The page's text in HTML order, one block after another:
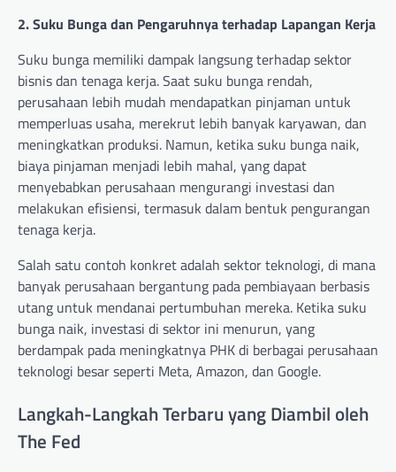
2. Suku Bunga dan Pengaruhnya terhadap Lapangan Kerja
Suku bunga memiliki dampak langsung terhadap sektor
bisnis dan tenaga kerja. Saat suku bunga rendah,
perusahaan lebih mudah mendapatkan pinjaman untuk
memperluas usaha, merekrut lebih banyak karyawan, dan
meningkatkan produksi. Namun, ketika suku bunga naik,
biaya pinjaman menjadi lebih mahal, yang dapat
menyebabkan perusahaan mengurangi investasi dan
melakukan efisiensi, termasuk dalam bentuk pengurangan
tenaga kerja.
Salah satu contoh konkret adalah sektor teknologi, di mana
banyak perusahaan bergantung pada pembiayaan berbasis
utang untuk mendanai pertumbuhan mereka. Ketika suku
bunga naik, investasi di sektor ini menurun, yang
berdampak pada meningkatnya PHK di berbagai perusahaan
teknologi besar seperti Meta, Amazon, dan Google.
Langkah-Langkah Terbaru yang Diambil oleh
The Fed